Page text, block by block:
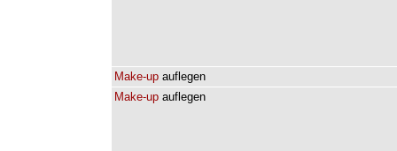
Make-up auflegen
Make-up auflegen